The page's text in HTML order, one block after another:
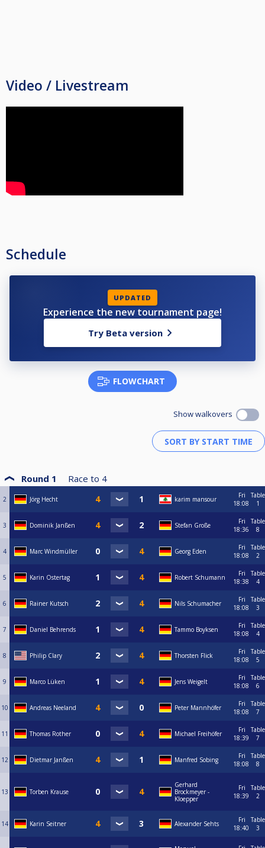
- Kinder / Jugendliche können kostenlos an den Turnieren teilnehmen.
Video / Livestream
Schedule
UPDATED
Experience the new tournament page!
Try Beta version
FLOWCHART
Show walkovers
Round 1 Race to 4
2 Jörg Hecht karim mansour
Fri
18:08
Table
1
3 Dominik Janßen Stefan Große
Fri
18:36
Table
8
4 Marc Windmüller Georg Eden
Fri
18:08
Table
2
5 Karin Ostertag Robert Schumann
Fri
18:38
Table
4
6 Rainer Kutsch Nils Schumacher
Fri
18:08
Table
3
7 Daniel Behrends Tammo Boyksen
Fri
18:08
Table
4
8 Philip Clary Thorsten Flick
Fri
18:08
Table
5
9 Marco Lüken Jens Weigelt
Fri
18:08
Table
6
10 Andreas Neeland Peter Mannhöfer
Fri
18:08
Table
7
11 Thomas Rother Michael Freihöfer
Fri
18:39
Table
7
12 Dietmar Janßen Manfred Sobing
Fri
18:08
Table
8
13 Torben Krause
Gerhard
Brockmeyer -
Kloepper
Fri
18:39
Table
2
14 Karin Seitner Alexander Sehts
Fri
18:40
Table
3